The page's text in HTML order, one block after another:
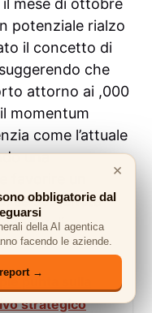
mese di ottobre
potenziale rialzo
il concetto di
che
attorno ai ,000
momentum
come l’attuale
una
favorire un
se sostenuta
punta sulla
strategico
×
obbligatorie dal
della AI agentica
facendo le aziende.
→